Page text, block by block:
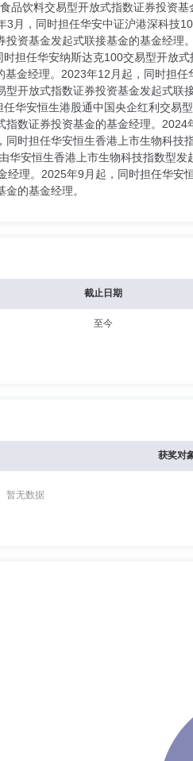
饮料交易型开放式指数证券投资
月，同时担任华安中证沪港深科技
资基金发起式联接基金的基金经理
担任华安纳斯达克100交易型开放
金经理。2023年12月起，同时担
开放式指数证券投资基金发起式
华安恒生港股通中国央企红利交易
数证券投资基金的基金经理。
时担任华安恒生香港上市生物科技
安恒生香港上市生物科技指数型
理。2025年9月起，同时担任华安
的基金经理。
截止日期
至今
获奖对
暂无数据